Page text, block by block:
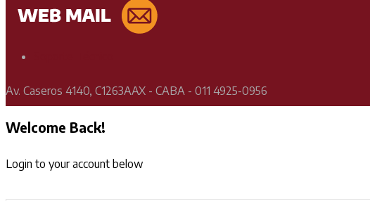
Av. Caseros 4140, C1263AAX - CABA - 011 4925-0956
Welcome Back!
Login to your account below